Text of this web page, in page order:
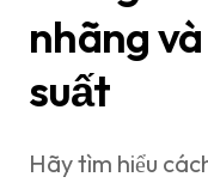
nhãng
suất
Hãy tìm hiểu